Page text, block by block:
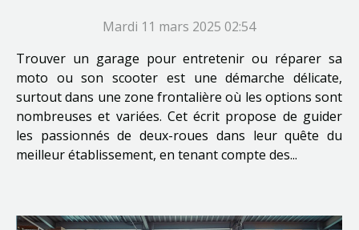
Mardi 11 mars 2025 02:54
Trouver un garage pour entretenir ou réparer sa
moto ou son scooter est une démarche délicate,
surtout dans une zone frontalière où les options sont
nombreuses et variées. Cet écrit propose de guider
les passionnés de deux-roues dans leur quête du
meilleur établissement, en tenant compte des...